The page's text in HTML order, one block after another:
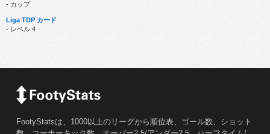
- カップ
Liga TDP カード
- レベル 4
FootyStatsは、1000以上のリーグから順位表、ゴール数、ショット